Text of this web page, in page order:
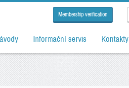
Membership verification
Informační servis Kontakty